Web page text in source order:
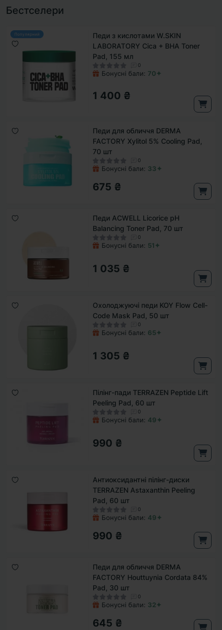
Бестселери
Популярний
Педи з кислотами W.SKIN
LABORATORY Cica + BHA Toner
Pad, 155 мл
0
Бонусні бали: 70✦
1 400 ₴
Педи для обличчя DERMA
FACTORY Xylitol 5% Cooling Pad,
70 шт
0
Бонусні бали: 33✦
675 ₴
Педи ACWELL Licorice pH
Balancing Toner Pad, 70 шт
0
Бонусні бали: 51✦
1 035 ₴
Охолоджуючі педи KOY Flow Cell-
Code Mask Pad, 50 шт
0
Бонусні бали: 65✦
1 305 ₴
Пілінг-пади TERRAZEN Peptide Lift
Peeling Pad, 60 шт
0
Бонусні бали: 49✦
990 ₴
Антиоксидантні пілінг-диски
TERRAZEN Astaxanthin Peeling
Pad, 60 шт
0
Бонусні бали: 49✦
990 ₴
Педи для обличчя DERMA
FACTORY Houttuynia Cordata 84%
Pad, 30 шт
0
Бонусні бали: 32✦
645 ₴